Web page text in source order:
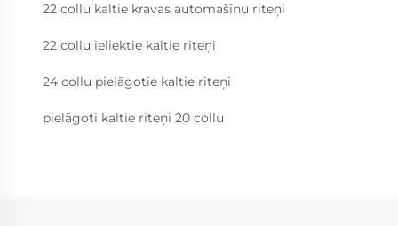
22 collu kaltie kravas automašīnu riteņi
22 collu ieliektie kaltie riteņi
24 collu pielāgotie kaltie riteņi
pielāgoti kaltie riteņi 20 collu